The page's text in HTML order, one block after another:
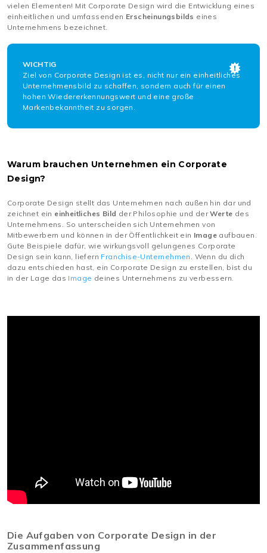
vielen Elementen! Mit Corporate Design wird die Entwicklung eines
einheitlichen und umfassenden Erscheinungsbilds eines
Unternehmens bezeichnet.
WICHTIG
Ziel von Corporate Design ist es, nicht nur ein einheitliches
Unternehmensbild zu schaffen, sondern auch für einen
hohen Wiedererkennungswert und eine große
Markenbekanntheit zu sorgen.
Warum brauchen Unternehmen ein Corporate
Design?
Corporate Design stellt das Unternehmen nach außen hin dar und
zeichnet ein einheitliches Bild der Philosophie und derWerte des
Unternehmens. So unterscheiden sich Unternehmen von
Mitbewerbern und können in der Öffentlichkeit ein Image aufbauen.
Gute Beispiele dafür, wie wirkungsvoll gelungenes Corporate
Design sein kann, liefern Franchise-Unternehmen . Wenn du dich
dazu entschieden hast, ein Corporate Design zu erstellen, bist du
in der Lage das Image deines Unternehmens zu verbessern.
Die Aufgaben von Corporate Design in der
Zusammenfassung